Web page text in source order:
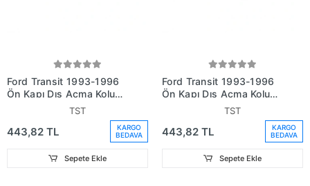
Ford Transit 1993-1996
Ön Kapı Dış Açma Kolu
Sağ Siyah (Pütürlü Tip)
(Hushan) (Adet) (Oem
No:1090806)
TST
443,82 TL
KARGO
BEDAVA
Sepete Ekle
Ford Transit 1993-1996
Ön Kapı Dış Açma Kolu
Sol Siyah (Pütürlü Tip)
(Hushan) (Adet) (Oem
No:1090807)
TST
443,82 TL
KARGO
BEDAVA
Sepete Ekle